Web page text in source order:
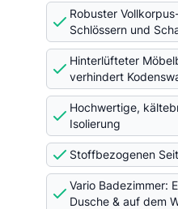
Robuster
Schlössern und
Hinterlüfteter
verhindert
Hochwertige,
Isolierung
Stoffbezogenen
Vario Badezimmer:
Dusche & auf dem